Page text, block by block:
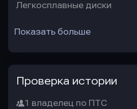
Легкосплавные диски
Показать больше
Проверка истории
1 владелец по ПТС